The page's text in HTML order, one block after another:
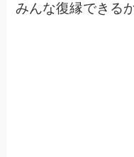
みんな復縁できる